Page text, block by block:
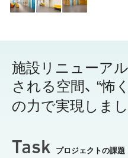
施設リニューア
される空間、 “怖
の力で実現しま
Task プロジェクトの課題